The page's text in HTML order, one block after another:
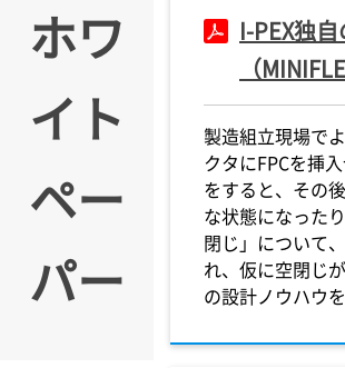
ホワ
イト
ペー
パー
I-PEX独自
（
製造組立現場で
クタにFPCを挿
をすると、その
な状態になった
閉じ」について、
れ、仮に空閉じ
の設計ノウハウ